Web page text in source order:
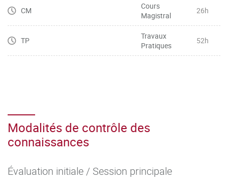
CM
Cours
Magistral
26h
TP
Travaux
Pratiques
52h
Modalités de contrôle des
connaissances
Évaluation initiale / Session principale